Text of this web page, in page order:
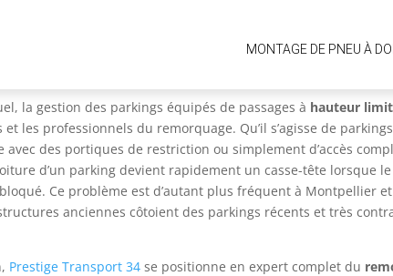
MONTAGE DE PNEU À
la gestion des parkings équipés de passages à hauteur
les professionnels du remorquage. Qu’il s’agisse de
avec des portiques de restriction ou simplement d’accès
d’un parking devient rapidement un casse-tête lorsque
Ce problème est d’autant plus fréquent à Montpellier
anciennes côtoient des parkings récents et très
Prestige Transport 34 se positionne en expert complet du